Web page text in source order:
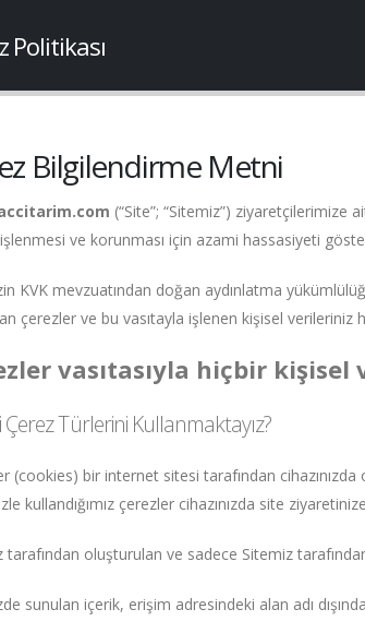
Politikası
Bilgilendirme Metni
(“Site”; “Sitemiz”) ziyaretçilerimize
ve korunması için azami hassasiyeti
KVK mevzuatından doğan aydınlatma
çerezler ve bu vasıtayla işlenen kişisel verileriniz
vasıtasıyla hiçbir
Çerez Türlerini Kullanmaktayız?
(cookies) bir internet sitesi tarafından
kullandığımız çerezler cihazınızda site
tarafından oluşturulan ve sadece Sitemiz
sunulan içerik, erişim adresindeki alan adı